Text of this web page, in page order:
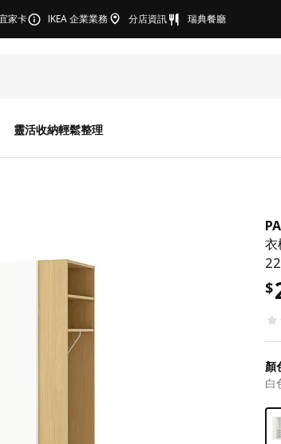
家卡 IKEA 企業業務 分店資訊 瑞典餐廳
靈活收納輕鬆整理
$